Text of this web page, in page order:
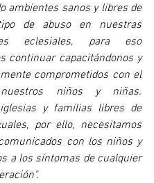
ambientes sanos y libres de
de abuso en nuestras
eclesiales, para eso
continuar capacitándonos y
comprometidos con el
niños y niñas.
iglesias y familias libres de
por ello, necesitamos
con los niños y
a los síntomas de cualquier